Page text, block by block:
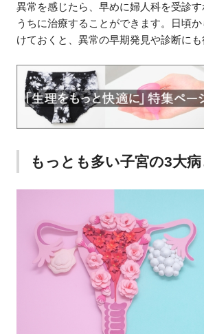
異常を感じたら、早めに婦人科を受診
うちに治療することができます。日頃
けておくと、異常の早期発見や診断にも
もっとも多い子宮の3大病